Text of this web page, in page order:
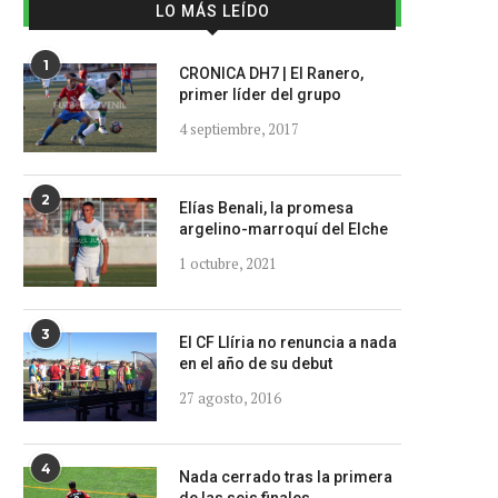
LO MÁS LEÍDO
1
CRONICA DH7 | El Ranero,
primer líder del grupo
4 septiembre, 2017
2
Elías Benali, la promesa
argelino-marroquí del Elche
1 octubre, 2021
3
El CF Llíria no renuncia a nada
en el año de su debut
27 agosto, 2016
4
Nada cerrado tras la primera